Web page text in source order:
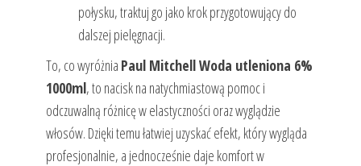
połysku, traktuj go jako krok przygotowujący do
dalszej pielęgnacji.
To, co wyróżnia Paul Mitchell Woda utleniona 6%
1000ml, to nacisk na natychmiastową pomoc i
odczuwalną różnicę w elastyczności oraz wyglądzie
włosów. Dzięki temu łatwiej uzyskać efekt, który wygląda
profesjonalnie, a jednocześnie daje komfort w